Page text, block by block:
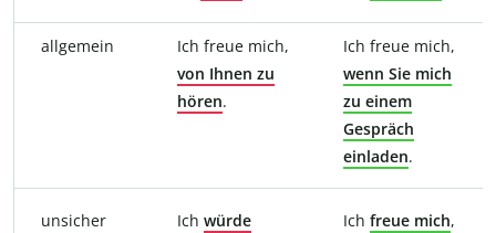
allgemein
Ich freue mich,
von Ihnen zu
hören.
Ich freue mich,
wenn Sie mich
zu einem
Gespräch
einladen.
unsicher Ich würde
Ich freue mich,